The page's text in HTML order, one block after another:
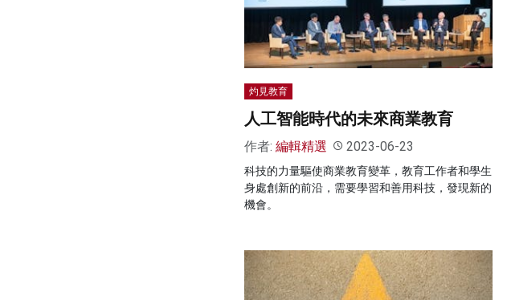
灼見教育
人工智能時代的未來商業教育
作者: 編輯精選 2023-06-23
科技的力量驅使商業教育變革，教育工作者和學生
身處創新的前沿，需要學習和善用科技，發現新的
機會。